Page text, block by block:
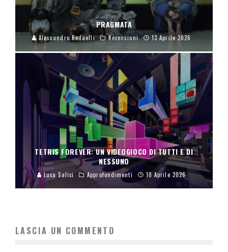
PRAGMATA
Alessandro Redaelli Recensioni 13 Aprile 2026
TETRIS FOREVER: UN VIDEOGIOCO DI TUTTI E DI
NESSUNO
Luca Salici Approfondimenti 10 Aprile 2026
LASCIA UN COMMENTO